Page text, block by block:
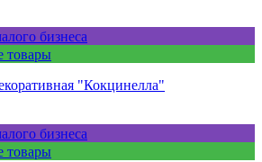
бизнеса
товары
"Кокцинелла"
бизнеса
товары